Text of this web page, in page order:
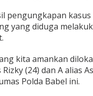
pengungkapan
yang diduga
kita amankan
Rizky (24) dan A alias
Polda Babel ini.